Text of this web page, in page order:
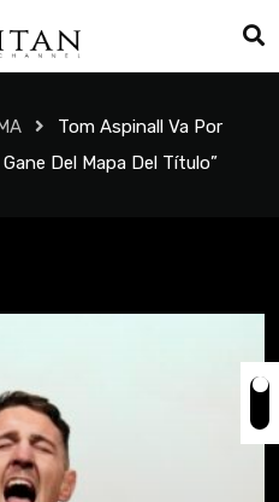
Tom Aspinall Va Por
Del Mapa Del Título”